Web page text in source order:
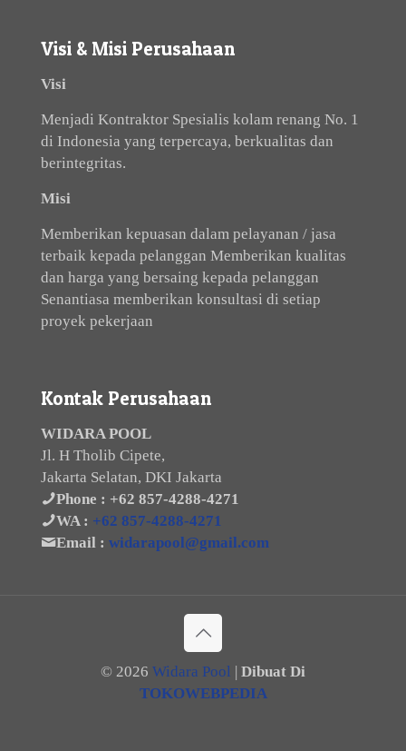
Visi & Misi Perusahaan
Visi
Menjadi Kontraktor Spesialis kolam renang No. 1
di Indonesia yang terpercaya, berkualitas dan
berintegritas.
Misi
Memberikan kepuasan dalam pelayanan / jasa
terbaik kepada pelanggan Memberikan kualitas
dan harga yang bersaing kepada pelanggan
Senantiasa memberikan konsultasi di setiap
proyek pekerjaan
Kontak Perusahaan
WIDARA POOL
Jl. H Tholib Cipete,
Jakarta Selatan, DKI Jakarta
Phone : +62 857-4288-4271
WA : +62 857-4288-4271
Email : widarapool@gmail.com
© 2026 Widara Pool
Dibuat Di
TOKOWEBPEDIA